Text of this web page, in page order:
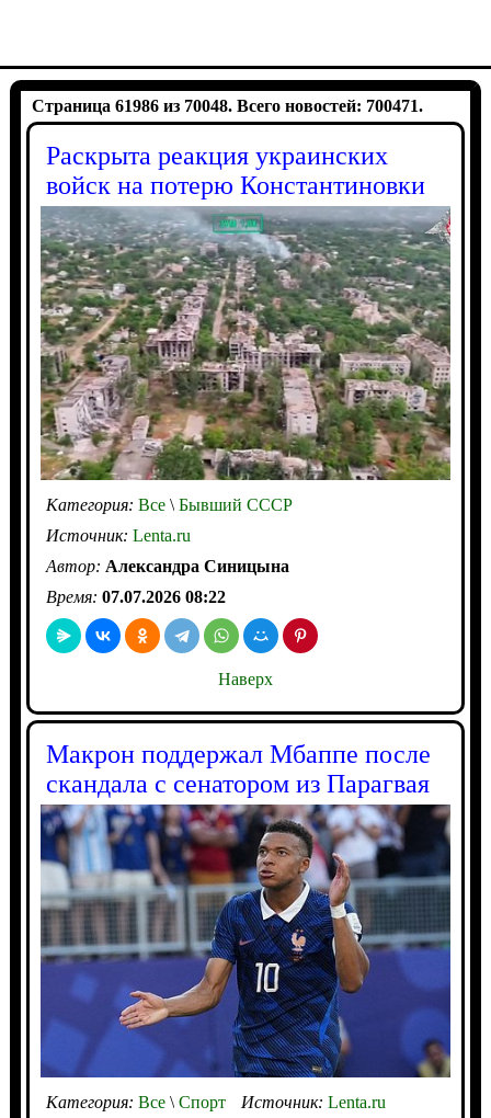
Страница 61986 из 70048. Всего новостей: 700471.
Раскрыта реакция украинских
войск на потерю Константиновки
Категория: Все\Бывший СССР
Источник: Lenta.ru
Автор: Александра Синицына
Время: 07.07.2026 08:22
Наверх
Макрон поддержал Мбаппе после
скандала с сенатором из Парагвая
Категория: Все\Спорт Источник: Lenta.ru